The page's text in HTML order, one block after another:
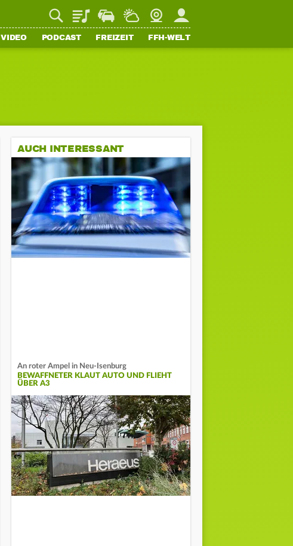
PlaylistStaupilotWetterWebcamMein FFH
VIDEO PODCAST FREIZEIT FFH-WELT
AUCH INTERESSANT
An roter Ampel in Neu-Isenburg
BEWAFFNETER KLAUT AUTO UND FLIEHT
ÜBER A3